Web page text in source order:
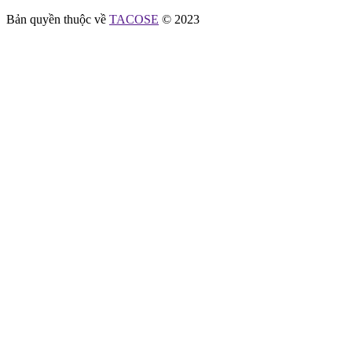
Bản quyền thuộc về TACOSE © 2023